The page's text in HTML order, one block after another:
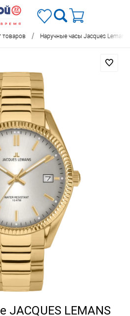
товаров / Наручные часы Jacques Lemans
LEMANS